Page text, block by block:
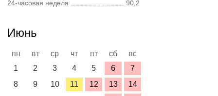
24-часовая неделя
90,2
Июнь
пн вт ср чт пт сб
вс
1
2 3 4 5 6
7
8
9 10 11 12 13
14